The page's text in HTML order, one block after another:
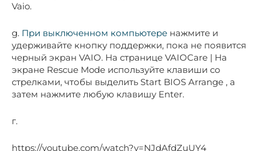
Vaio.
g. При выключенном компьютере нажмите и
удерживайте кнопку поддержки, пока не появится
черный экран VAIO. На странице VAIOCare | На
экране Rescue Mode используйте клавиши со
стрелками, чтобы выделить Start BIOS Arrange , а
затем нажмите любую клавишу Enter.
г.
https://youtube.com/watch?v=NJdAfdZuUY4